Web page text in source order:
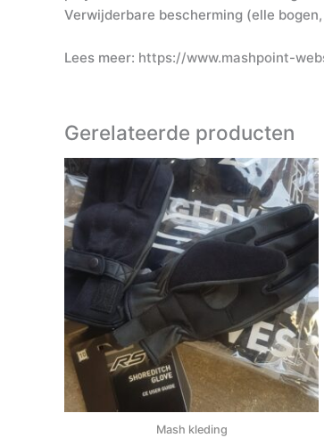
Verwijderbare bescherming (elle
Lees meer: https://www.mashpoint-
Gerelateerde producten
Mash kleding
Dit
heeft
Deze
optie
kan
worden
op
de